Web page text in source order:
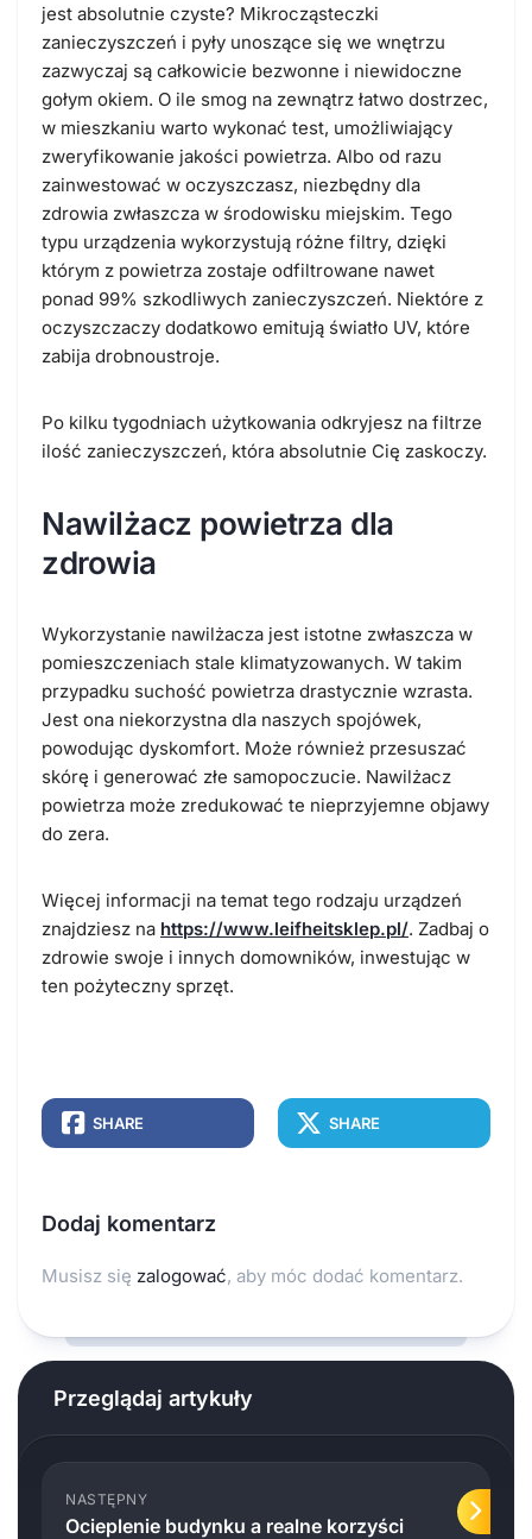
jest absolutnie czyste? Mikrocząsteczki
zanieczyszczeń i pyły unoszące się we wnętrzu
zazwyczaj są całkowicie bezwonne i niewidoczne
gołym okiem. O ile smog na zewnątrz łatwo dostrzec,
w mieszkaniu warto wykonać test, umożliwiający
zweryfikowanie jakości powietrza. Albo od razu
zainwestować w oczyszczasz, niezbędny dla
zdrowia zwłaszcza w środowisku miejskim. Tego
typu urządzenia wykorzystują różne filtry, dzięki
którym z powietrza zostaje odfiltrowane nawet
ponad 99% szkodliwych zanieczyszczeń. Niektóre z
oczyszczaczy dodatkowo emitują światło UV, które
zabija drobnoustroje.
Po kilku tygodniach użytkowania odkryjesz na filtrze
ilość zanieczyszczeń, która absolutnie Cię zaskoczy.
Nawilżacz powietrza dla
zdrowia
Wykorzystanie nawilżacza jest istotne zwłaszcza w
pomieszczeniach stale klimatyzowanych. W takim
przypadku suchość powietrza drastycznie wzrasta.
Jest ona niekorzystna dla naszych spojówek,
powodując dyskomfort. Może również przesuszać
skórę i generować złe samopoczucie. Nawilżacz
powietrza może zredukować te nieprzyjemne objawy
do zera.
Więcej informacji na temat tego rodzaju urządzeń
znajdziesz na https://www.leifheitsklep.pl/. Zadbaj o
zdrowie swoje i innych domowników, inwestując w
ten pożyteczny sprzęt.
SHARE SHARE
Dodaj komentarz
Musisz się zalogować, aby móc dodać komentarz.
Przeglądaj artykuły
NASTĘPNY
Ocieplenie budynku a realne korzyści